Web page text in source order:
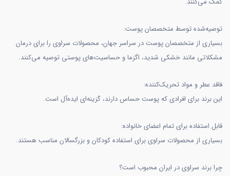
توصیه‌شده توسط متخصصان پوست:
بسیاری از متخصصان پوست در سراسر جهان، محصولات سراوی را برای درمان
مشکلاتی مانند خشکی شدید، اگزما و حساسیت‌های پوستی توصیه می‌کنند.
فاقد عطر و مواد تحریک‌کننده:
این برند برای افرادی که پوست حساس دارند، گزینه‌ای ایده‌آل است.
قابل استفاده برای تمام اعضای خانواده:
بسیاری از محصولات سراوی برای استفاده کودکان و بزرگسالان مناسب هستند.
چرا برند سراوی در ایران محبوب است؟